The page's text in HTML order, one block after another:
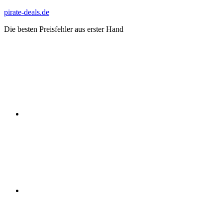
Zum
springen
pirate-deals.de
Die besten Preisfehler aus erster Hand